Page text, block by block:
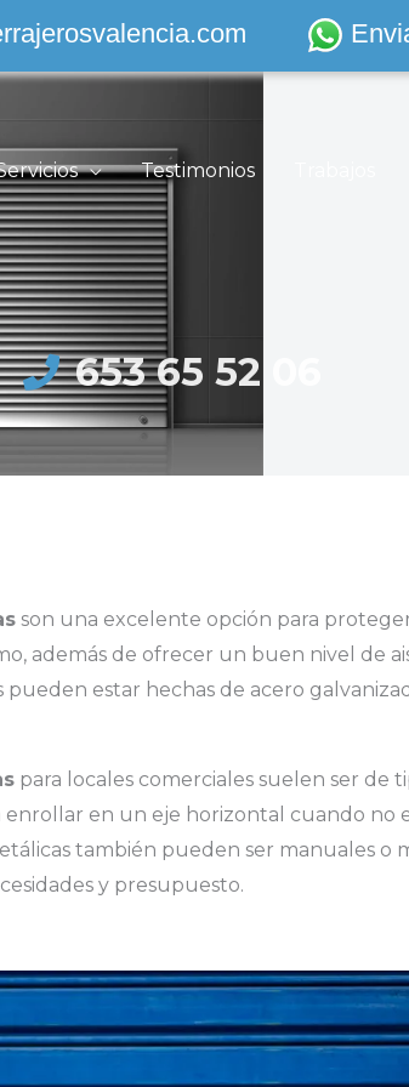
Testimonios
653 65 52 06
son una excelente opción para
además de ofrecer un buen nivel de
pueden estar hechas de acero
para locales comerciales suelen ser de
en un eje horizontal cuando no
también pueden ser manuales o
y presupuesto.